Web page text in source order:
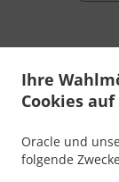
Ihre
Cookies
Oracle und
folgende